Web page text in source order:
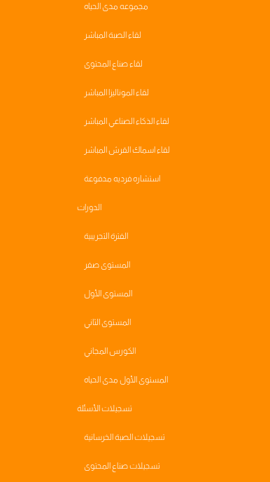
مجموعه مدى الحياه
لقاء الصبة المباشر
لقاء صناع المحتوى
لقاء الموناليزا المباشر
لقاء الذكاء الصناعي المباشر
لقاء اسماك القرش المباشر
استشاره فرديه مدفوعة
الدورات
الفترة التجريبية
المستوى صفر
المستوى الأول
المستوى الثاني
الكورس المجاني
المستوى الأول مدى الحياه
تسجيلات الأسئلة
تسجيلات الصبة الخرسانية
تسجيلات صناع المحتوى